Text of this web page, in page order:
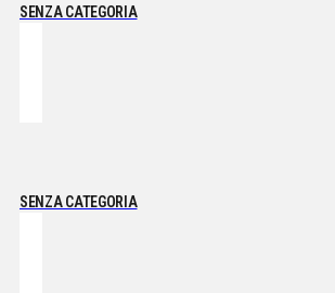
SENZA CATEGORIA
SENZA CATEGORIA